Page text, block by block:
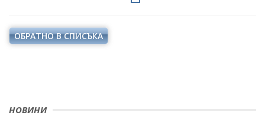
НОВИНИ
ОБРАТНО В СПИСЪКА